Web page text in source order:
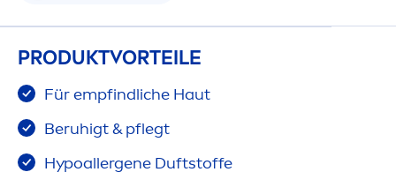
PRODUKTVORTEILE
Für empfindliche Haut
Beruhigt & pflegt
Hypoallergene Duftstoffe